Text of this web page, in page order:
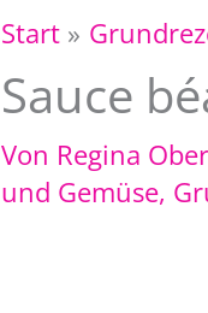
Start
Sauce
Von Regina
und Gemüse,